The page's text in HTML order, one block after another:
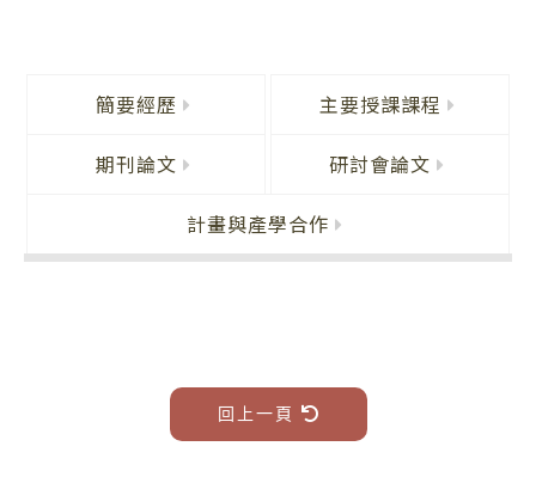
簡要經歷 主要授課課程
期刊論文 研討會論文
計畫與產學合作
回上一頁